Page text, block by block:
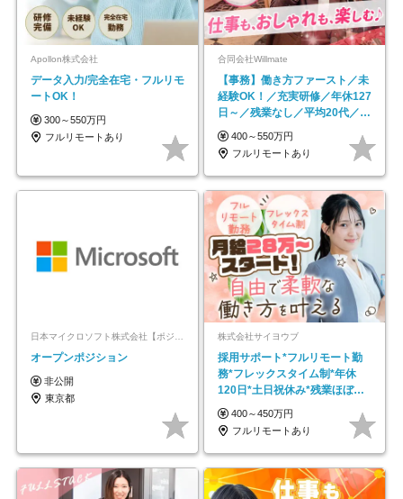
Apollon株式会社
データ入力/完全在宅・フルリモ
ートOK！
300～550万円
フルリモートあり
合同会社Willmate
【事務】働き方ファースト／未
経験OK！／充実研修／年休127
日～／残業なし／平均20代／リ
モートOK
400～550万円
フルリモートあり
日本マイクロソフト株式会社【ポジションマッチ登録】
オープンポジション
非公開
東京都
株式会社サイヨウブ
採用サポート*フルリモート勤
務*フレックスタイム制*年休
120日*土日祝休み*残業ほぼな
し*育児中社員8割以上
400～450万円
フルリモートあり